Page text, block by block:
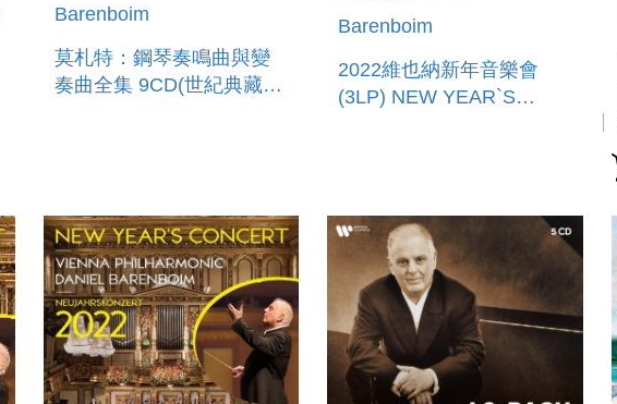
Barenboim
莫札特：鋼琴奏鳴曲與變
奏曲全集 9CD(世紀典藏超
Barenboim
2022維也納新年音樂會
(3LP) NEW YEAR`S